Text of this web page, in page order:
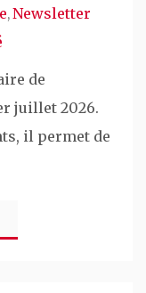
,Newsletter
de
juillet 2026.
il permet de